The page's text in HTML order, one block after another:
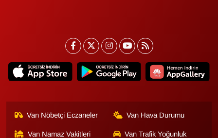
Van Nöbetçi Eczaneler Van Hava Durumu
Van Namaz Vakitleri Van Trafik Yoğunluk